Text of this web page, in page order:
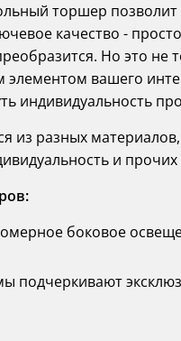
торшер позволит
качество -
Но это не
вашего
индивидуальность
из разных
и
боковое
подчеркивают